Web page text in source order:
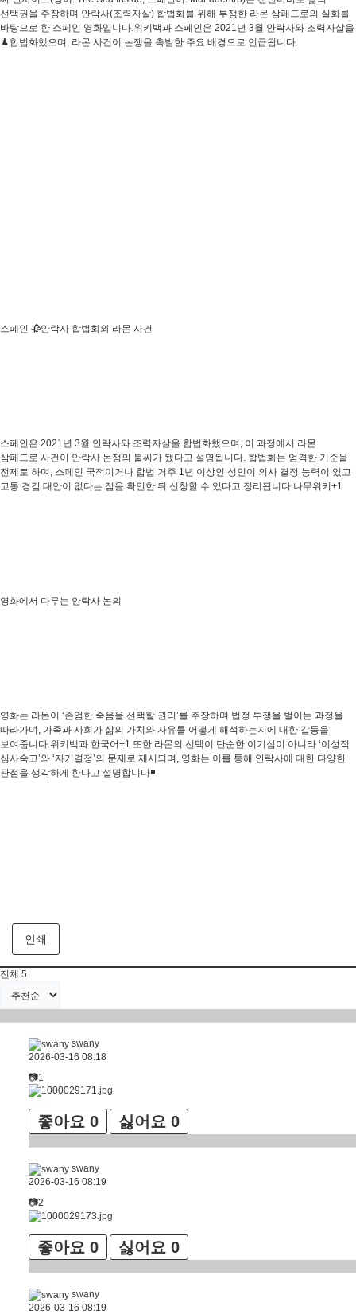
선택권을 주장하며 안락사(조력자살) 합법화를 위해 투쟁한 라몬 삼페드로의 실화를
바탕으로 한 스페인 영화입니다.위키백과 스페인은 2021년 3월 안락사와 조력자살을
♟️합법화했으며, 라몬 사건이 논쟁을 촉발한 주요 배경으로 언급됩니다.
스페인 🥀안락사 합법화와 라몬 사건
스페인은 2021년 3월 안락사와 조력자살을 합법화했으며, 이 과정에서 라몬
삼페드로 사건이 안락사 논쟁의 불씨가 됐다고 설명됩니다. 합법화는 엄격한 기준을
전제로 하며, 스페인 국적이거나 합법 거주 1년 이상인 성인이 의사 결정 능력이 있고
고통 경감 대안이 없다는 점을 확인한 뒤 신청할 수 있다고 정리됩니다.나무위키+1
영화에서 다루는 안락사 논의
영화는 라몬이 ‘존엄한 죽음을 선택할 권리’를 주장하며 법정 투쟁을 벌이는 과정을
따라가며, 가족과 사회가 삶의 가치와 자유를 어떻게 해석하는지에 대한 갈등을
보여줍니다.위키백과 한국어+1 또한 라몬의 선택이 단순한 이기심이 아니라 ‘이성적
심사숙고’와 ‘자기결정’의 문제로 제시되며, 영화는 이를 통해 안락사에 대한 다양한
관점을 생각하게 한다고 설명합니다◾
인쇄
전체 5
swany
2026-03-16 08:18
📷1
좋아요 0 싫어요 0
swany
2026-03-16 08:19
📷2
좋아요 0 싫어요 0
swany
2026-03-16 08:19